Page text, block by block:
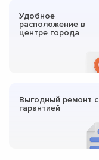
Удобное
расположение в
центре города
Выгодный ремонт с
гарантией